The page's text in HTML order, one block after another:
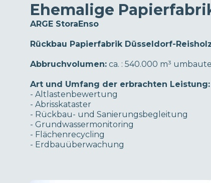
Ehemalige
ARGE StoraEnso
Rückbau Papierfabrik Düsseldorf-
Abbruchvolumen: ca. : 540.000 m³
Art und Umfang der erbrachten Leistung:
- Altlastenbewertung
- Abrisskataster
- Rückbau- und Sanierungsbegleitung
- Grundwassermonitoring
- Flächenrecycling
- Erdbauüberwachung